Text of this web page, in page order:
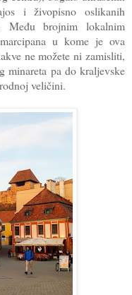
i živopisno oslikanih
Među brojnim lokalnim
u kome je ova
ne možete ni zamisliti,
minareta pa do kraljevske
veličini.